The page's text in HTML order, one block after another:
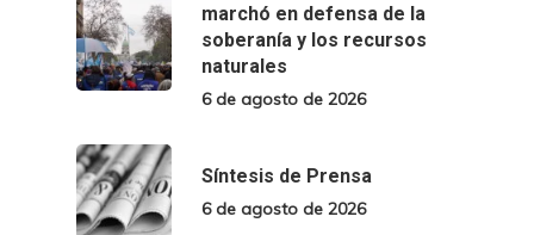
marchó en defensa de la
soberanía y los recursos
naturales
6 de agosto de 2026
Síntesis de Prensa
6 de agosto de 2026